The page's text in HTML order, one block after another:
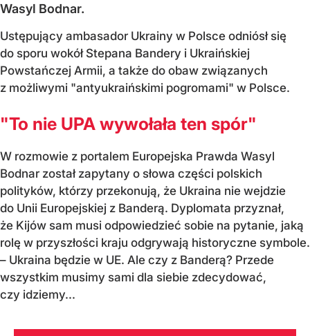
Wasyl Bodnar.
Ustępujący ambasador Ukrainy w Polsce odniósł się
do sporu wokół Stepana Bandery i Ukraińskiej
Powstańczej Armii, a także do obaw związanych
z możliwymi "antyukraińskimi pogromami" w Polsce.
"To nie UPA wywołała ten spór"
W rozmowie z portalem Europejska Prawda Wasyl
Bodnar został zapytany o słowa części polskich
polityków, którzy przekonują, że Ukraina nie wejdzie
do Unii Europejskiej z Banderą. Dyplomata przyznał,
że Kijów sam musi odpowiedzieć sobie na pytanie, jaką
rolę w przyszłości kraju odgrywają historyczne symbole.
– Ukraina będzie w UE. Ale czy z Banderą? Przede
wszystkim musimy sami dla siebie zdecydować,
czy idziemy...